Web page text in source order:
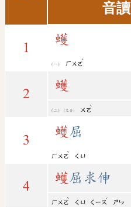
音讀
1
蠖
ㄏㄨㄛ
ˋ
2
蠖
(又音) ㄨㄛ
ˋ
3
蠖屈
ㄏㄨㄛ
ˋ
ㄑㄩ
4
蠖屈求伸
ㄏㄨㄛ
ˋ
ㄑㄩ ㄑㄧㄡ
ˊ
ㄕㄣ